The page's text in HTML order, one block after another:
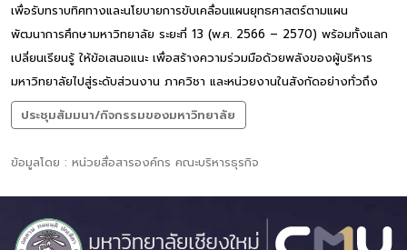
เพื่อรับทราบทิศทางและนโยบายการขับเคลื่อนแผนยุทธศาสตร์ตามแผน
พัฒนาการศึกษามหาวิทยาลัย ระยะที่ 13 (พ.ศ. 2566 – 2570) พร้อมทั้งแลก
เปลี่ยนเรียนรู้ ให้ข้อเสนอแนะ เพื่อสร้างความร่วมมือด้วยพลังของผู้บริหาร
มหาวิทยาลัยไปสู่ระดับส่วนงาน ภาควิชา และหน่วยงานในสังกัดอย่างทั่วถึง
ประชุมสัมมนา/กิจกรรมของมหาวิทยาลัย
ข้อมูลโดย : หน่วยสื่อสารองค์กร คณะบริหารธุรกิจ